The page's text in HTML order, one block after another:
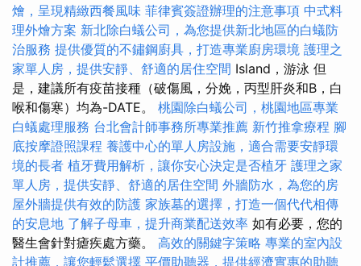
燴，呈現精緻西餐風味 菲律賓簽證辦理的注意事項 中式料
理外燴方案 新北除白蟻公司，為您提供新北地區的白蟻防
治服務 提供優質的不鏽鋼廚具，打造專業廚房環境 護理之
家單人房，提供安靜、舒適的居住空間 Island，游泳 但
是，建議所有疫苗接種（破傷風，分娩，丙型肝炎和B，白
喉和傷寒）均為-DATE。 桃園除白蟻公司，桃園地區專業
白蟻處理服務 台北會計師事務所專業推薦 新竹推拿療程 腳
底按摩證照課程 養護中心的單人房設施，適合需要安靜環
境的長者 植牙費用解析，讓你安心決定是否植牙 護理之家
單人房，提供安靜、舒適的居住空間 外牆防水，為您的房
屋外牆提供有效的防護 家族墓的選擇，打造一個代代相傳
的安息地 了解子母車，提升商業配送效率 如有必要，您的
醫生會針對瘧疾處方藥。 高效的關鍵字策略 專業的室內設
計推薦，讓您輕鬆選擇 平價助聽器，提供經濟實惠的助聽